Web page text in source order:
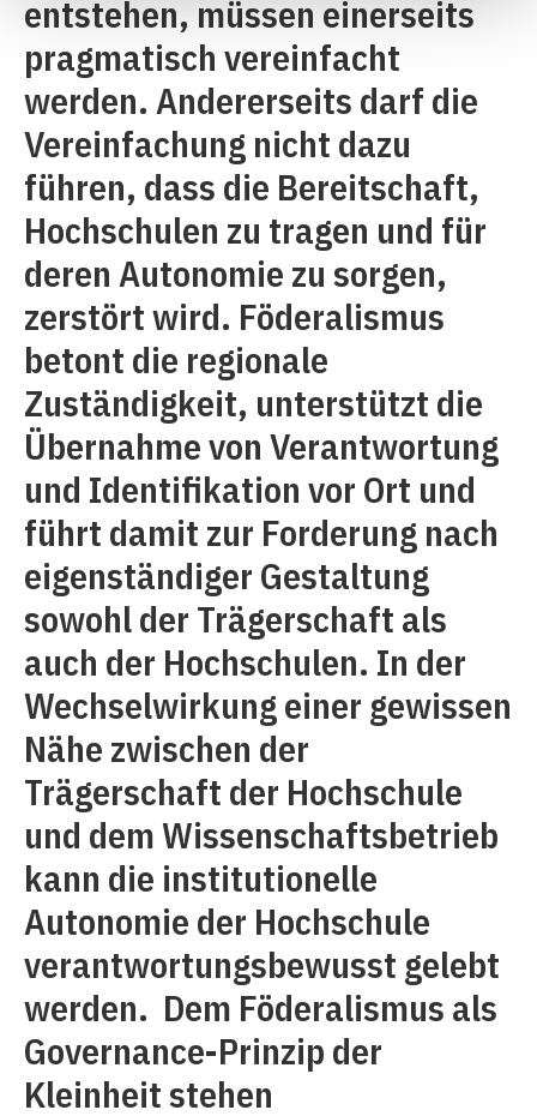
entstehen, müssen einerseits
pragmatisch vereinfacht
werden. Andererseits darf die
Vereinfachung nicht dazu
führen, dass die Bereitschaft,
Hochschulen zu tragen und für
deren Autonomie zu sorgen,
zerstört wird. Föderalismus
betont die regionale
Zuständigkeit, unterstützt die
Übernahme von Verantwortung
und Identifikation vor Ort und
führt damit zur Forderung nach
eigenständiger Gestaltung
sowohl der Trägerschaft als
auch der Hochschulen. In der
Wechselwirkung einer gewissen
Nähe zwischen der
Trägerschaft der Hochschule
und dem Wissenschaftsbetrieb
kann die institutionelle
Autonomie der Hochschule
verantwortungsbewusst gelebt
werden. Dem Föderalismus als
Governance-Prinzip der
Kleinheit stehen